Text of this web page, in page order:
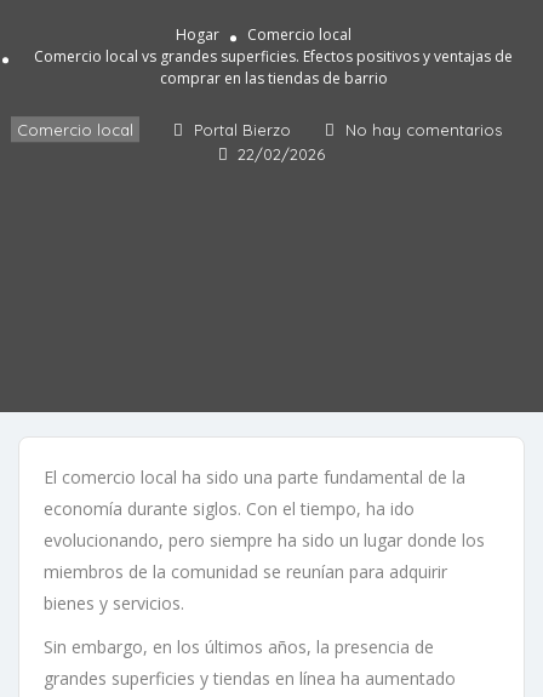
Hogar
Comercio local
Comercio local vs grandes superficies. Efectos positivos y ventajas de
comprar en las tiendas de barrio
Comercio local Portal Bierzo
No hay comentarios
22/02/2026
El comercio local ha sido una parte fundamental de la
economía durante siglos. Con el tiempo, ha ido
evolucionando, pero siempre ha sido un lugar donde los
miembros de la comunidad se reunían para adquirir
bienes y servicios.
Sin embargo, en los últimos años, la presencia de
grandes superficies y tiendas en línea ha aumentado